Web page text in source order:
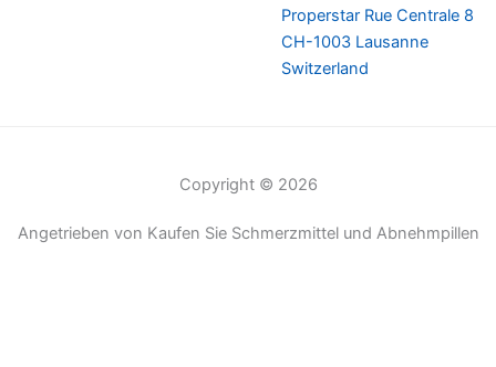
Properstar Rue Centrale 8
CH-1003 Lausanne
Switzerland
Copyright © 2026
Angetrieben von Kaufen Sie Schmerzmittel und Abnehmpillen